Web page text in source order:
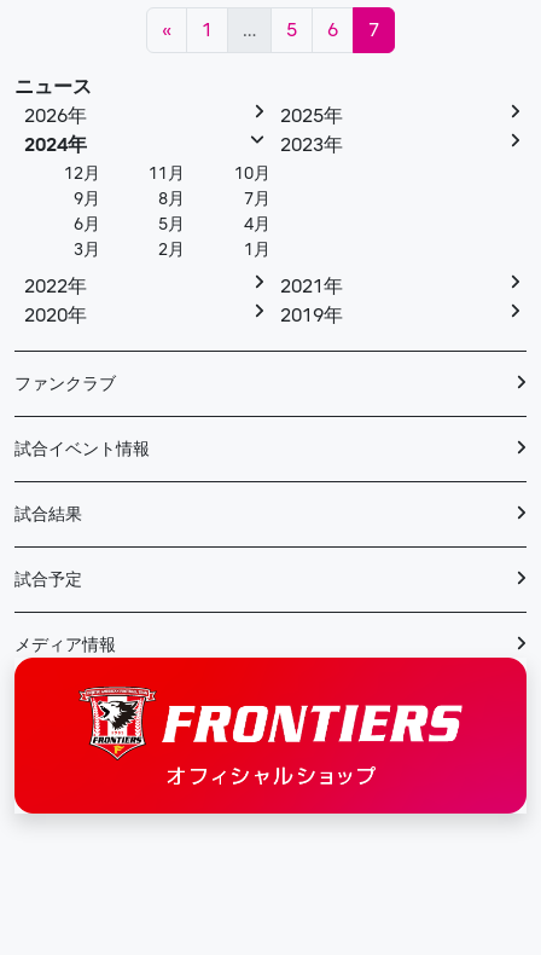
投稿ナビゲーション
« 1 … 5 6 7
ニュース
2026年
2025年
2024年
12月 11月
10月
9月
8月
7月
6月
5月
4月
3月
2月 1月
2023年
2022年
2021年
2020年
2019年
ファンクラブ
試合イベント情報
試合結果
試合予定
メディア情報